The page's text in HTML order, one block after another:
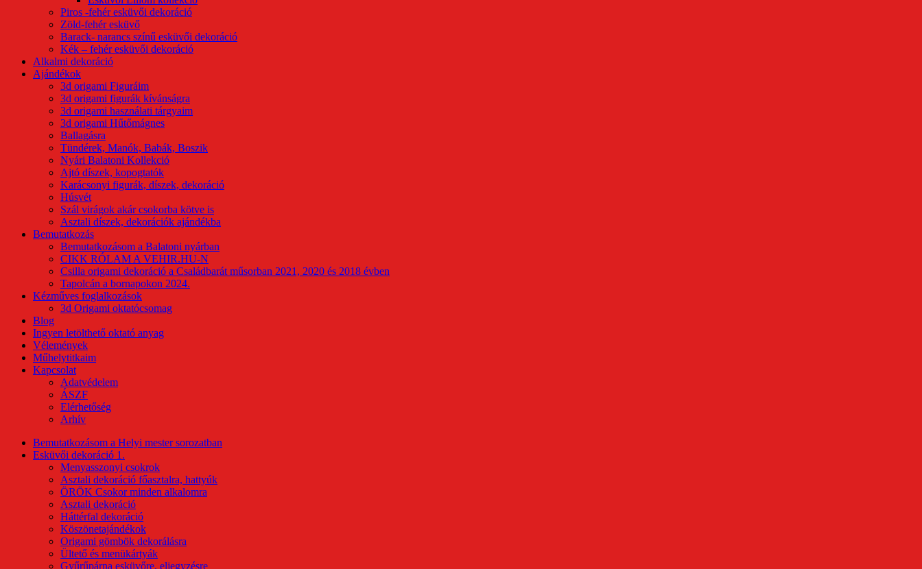
Piros -fehér esküvői dekoráció
Zöld-fehér esküvő
Barack- narancs színű esküvői dekoráció
Kék – fehér esküvői dekoráció
Alkalmi dekoráció
Ajándékok
3d origami Figuráim
3d origami figurák kívánságra
3d origami használati tárgyaim
3d origami Hűtőmágnes
Ballagásra
Tündérek, Manók, Babák, Boszik
Nyári Balatoni Kollekció
Ajtó díszek, kopogtatók
Karácsonyi figurák, díszek, dekoráció
Húsvét
Szál virágok akár csokorba kötve is
Asztali díszek, dekorációk ajándékba
Bemutatkozás
Bemutatkozásom a Balatoni nyárban
CIKK RÓLAM A VEHIR.HU-N
Csilla origami dekoráció a Családbarát műsorban 2021, 2020 és 2018 évben
Tapolcán a bornapokon 2024.
Kézműves foglalkozások
3d Origami oktatócsomag
Blog
Ingyen letölthető oktató anyag
Vélemények
Műhelytitkaim
Kapcsolat
Adatvédelem
ÁSZF
Elérhetőség
Arhív
Bemutatkozásom a Helyi mester sorozatban
Esküvői dekoráció 1.
Menyasszonyi csokrok
Asztali dekoráció főasztalra, hattyúk
ÖRÖK Csokor minden alkalomra
Asztali dekoráció
Háttérfal dekoráció
Köszönetajándékok
Origami gömbök dekorálásra
Ültető és menükártyák
Gyűrűpárna esküvőre, eljegyzésre